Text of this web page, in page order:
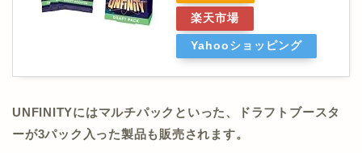
楽天市場
Yahooショッピング
UNFINITYにはマルチパックといった、ドラフトブースタ
ーが3パック入った製品も販売されます。